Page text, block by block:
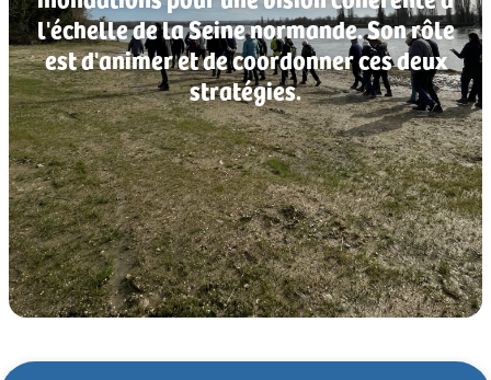
l'échelle de la Seine normande. Son rôle
est d'animer et de coordonner ces deux
stratégies.